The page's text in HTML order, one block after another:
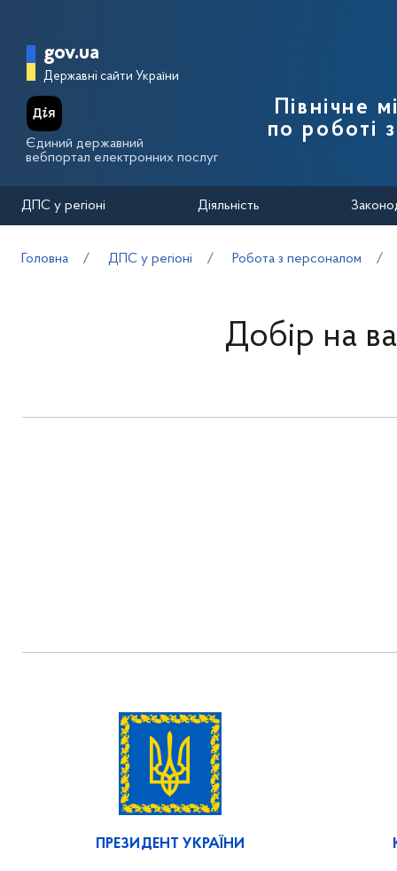
Головна сторінка Державної
gov.ua
Державні сайти України
Єдиний державний
вебпортал електронних послуг
Північне
по роботі
ДПС у регіоні Діяльність
Головна ДПС у регіоні Робота з персоналом
Добір на
ПРЕЗИДЕНТ УКРАЇНИ